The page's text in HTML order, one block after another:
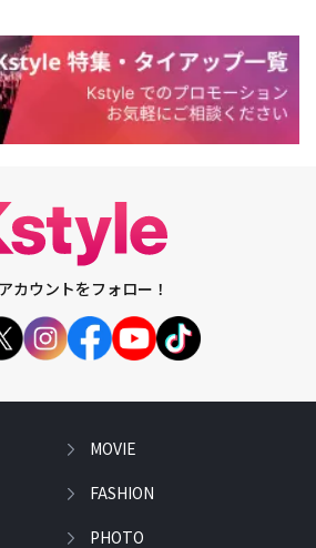
カウントをフォロー！
MOVIE
FASHION
PHOTO